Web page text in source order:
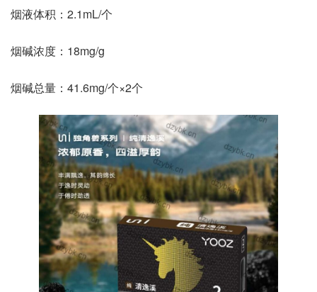
烟液体积：2.1mL/个
烟碱浓度：18mg/g
烟碱总量：41.6mg/个×2个